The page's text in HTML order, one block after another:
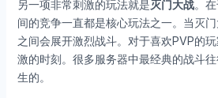
另一项非常刺激的玩法就是灭门大战。
间的竞争一直都是核心玩法之一。当灭
之间会展开激烈战斗。对于喜欢PVP的
激的时刻。很多服务器中最经典的战斗
生的。